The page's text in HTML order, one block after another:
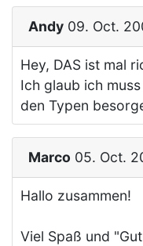
Andy 09. Oct.
Hey, DAS ist mal
Ich glaub ich
den Typen
Marco 05. Oct.
Hallo zusammen!
Viel Spaß und